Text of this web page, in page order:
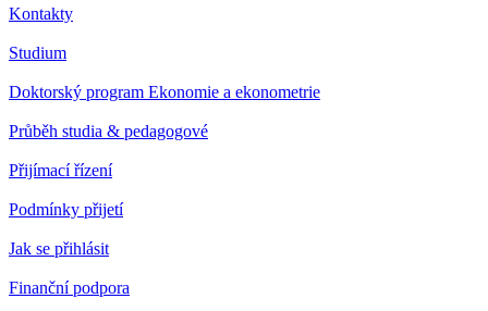
Kontakty
Studium
Doktorský program Ekonomie a ekonometrie
Průběh studia & pedagogové
Přijímací řízení
Podmínky přijetí
Jak se přihlásit
Finanční podpora